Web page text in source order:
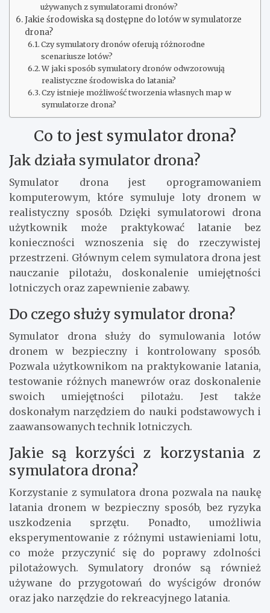
używanych z symulatorami dronów?
Jakie środowiska są dostępne do lotów w symulatorze
drona?
Czy symulatory dronów oferują różnorodne
scenariusze lotów?
W jaki sposób symulatory dronów odwzorowują
realistyczne środowiska do latania?
Czy istnieje możliwość tworzenia własnych map w
symulatorze drona?
Co to jest symulator drona?
Jak działa symulator drona?
Symulator drona jest oprogramowaniem
komputerowym, które symuluje loty dronem w
realistyczny sposób. Dzięki symulatorowi drona
użytkownik może praktykować latanie bez
konieczności wznoszenia się do rzeczywistej
przestrzeni. Głównym celem symulatora drona jest
nauczanie pilotażu, doskonalenie umiejętności
lotniczych oraz zapewnienie zabawy.
Do czego służy symulator drona?
Symulator drona służy do symulowania lotów
dronem w bezpieczny i kontrolowany sposób.
Pozwala użytkownikom na praktykowanie latania,
testowanie różnych manewrów oraz doskonalenie
swoich umiejętności pilotażu. Jest także
doskonałym narzędziem do nauki podstawowych i
zaawansowanych technik lotniczych.
Jakie są korzyści z korzystania z
symulatora drona?
Korzystanie z symulatora drona pozwala na naukę
latania dronem w bezpieczny sposób, bez ryzyka
uszkodzenia sprzętu. Ponadto, umożliwia
eksperymentowanie z różnymi ustawieniami lotu,
co może przyczynić się do poprawy zdolności
pilotażowych. Symulatory dronów są również
używane do przygotowań do wyścigów dronów
oraz jako narzędzie do rekreacyjnego latania.